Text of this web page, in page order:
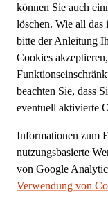
können Sie auch
löschen. Wie all
bitte der Anleitung
Cookies
beachten Sie, dass
eventuell aktivierte
Informationen zum
nutzungsbasierte
von Google
Verwendung von